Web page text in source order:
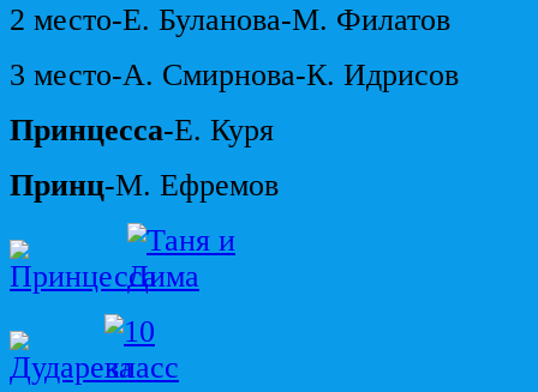
2 место-Е. Буланова-М. Филатов
3 место-А. Смирнова-К. Идрисов
Принцесса-Е. Куря
Принц-М. Ефремов